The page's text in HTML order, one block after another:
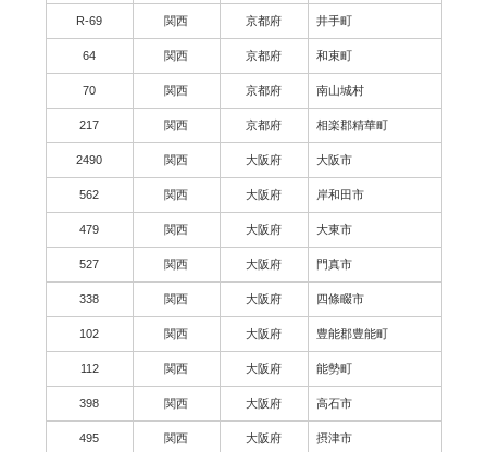
R-69 関西 京都府 井手町
64 関西 京都府 和束町
70 関西 京都府 南山城村
217 関西 京都府 相楽郡精華町
2490 関西 大阪府 大阪市
562 関西 大阪府 岸和田市
479 関西 大阪府 大東市
527 関西 大阪府 門真市
338 関西 大阪府 四條畷市
102 関西 大阪府 豊能郡豊能町
112 関西 大阪府 能勢町
398 関西 大阪府 高石市
495 関西 大阪府 摂津市